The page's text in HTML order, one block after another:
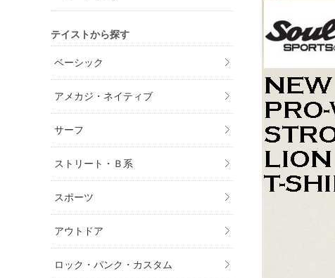
テイストから探す
ベーシック
アメカジ・ネイティブ
サーフ
ストリート・Ｂ系
スポーツ
アウトドア
ロック・パンク・カスタム